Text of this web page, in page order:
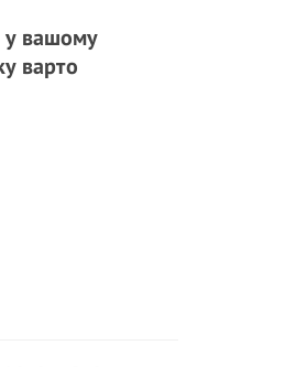
у вашому
варто